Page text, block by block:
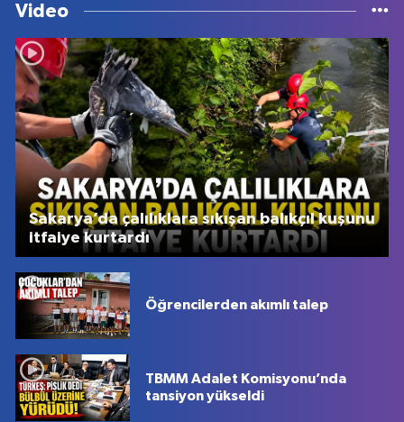
Video
Sakarya’da çalılıklara sıkışan balıkçıl kuşunu
itfaiye kurtardı
Öğrencilerden akımlı talep
TBMM Adalet Komisyonu’nda
tansiyon yükseldi